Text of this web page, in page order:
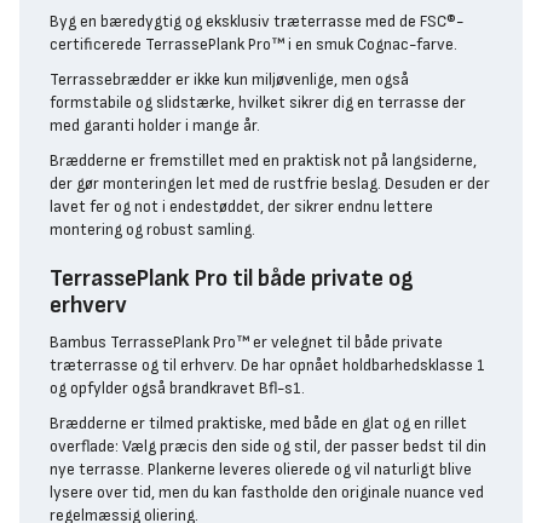
Byg en bæredygtig og eksklusiv træterrasse med de FSC®-
certificerede TerrassePlank Pro™ i en smuk Cognac-farve.
Terrassebrædder er ikke kun miljøvenlige, men også
formstabile og slidstærke, hvilket sikrer dig en terrasse der
med garanti holder i mange år.
Brædderne er fremstillet med en praktisk not på langsiderne,
der gør monteringen let med de rustfrie beslag. Desuden er der
lavet fer og not i endestøddet, der sikrer endnu lettere
montering og robust samling.
TerrassePlank Pro til både private og
erhverv
Bambus TerrassePlank Pro™ er velegnet til både private
træterrasse og til erhverv. De har opnået holdbarhedsklasse 1
og opfylder også brandkravet Bfl-s1.
Brædderne er tilmed praktiske, med både en glat og en rillet
overflade: Vælg præcis den side og stil, der passer bedst til din
nye terrasse. Plankerne leveres olierede og vil naturligt blive
lysere over tid, men du kan fastholde den originale nuance ved
regelmæssig oliering.